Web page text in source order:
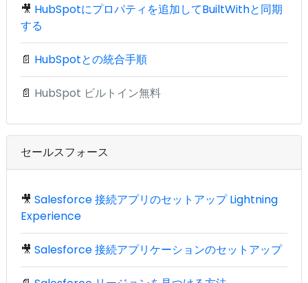
🎥 HubSpotにプロパティを追加してBuiltWithと同期
する
📄 HubSpotとの統合手順
📄 HubSpot ビルトイン無料
セールスフォース
🎥 Salesforce 接続アプリのセットアップ Lightning
Experience
🎥 Salesforce 接続アプリケーションのセットアップ